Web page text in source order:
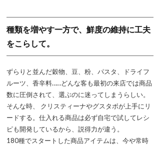
種類を増やす一方で、鮮度の維持に工夫
をこらして。
ずらりと並んだ穀物、豆、粉、パスタ、ドライフ
ルーツ、香辛料……どんな客も最初の来店では商品
数に圧倒されて、選ぶのに迷ってしまうらしい。
そんな時、 クリスティーナやグスタボが上手にリ
ードする。仕入れる商品は必ず自宅で試してレシ
ピも開発しているから、説得力が違う。
180種でスタートした商品アイテムは、今や常時